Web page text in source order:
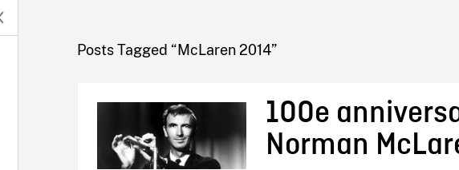
LIRE ONF
Posts Tagged “McLaren 2014”
100e
Norman